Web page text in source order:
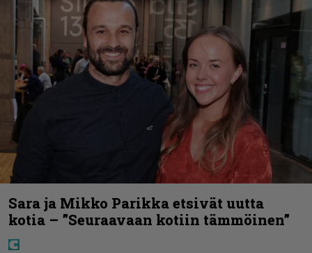
Sara ja Mikko Parikka etsivät uutta
kotia – ”Seuraavaan kotiin tämmöinen”